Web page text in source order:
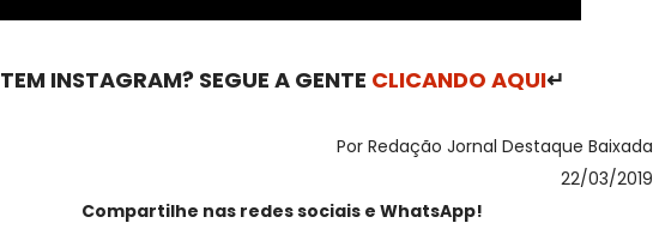
TEM INSTAGRAM? SEGUE A GENTE CLICANDO AQUI↵
Por Redação Jornal Destaque Baixada
22/03/2019
Compartilhe nas redes sociais e WhatsApp!